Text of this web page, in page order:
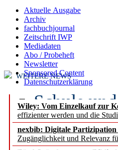
Aktuelle Ausgabe
Archiv
fachbuchjournal
Zeitschrift IWP
Mediadaten
Abo / Probeheft
Newsletter
Sponsored Content
Datenschutzerklärung
Wiley: Vom Einzelkauf zur
effizienter werden und die
nexbib: Digitale Partizipation
Zugänglichkeit und Relevanz
WEITERE NEWS
Schule